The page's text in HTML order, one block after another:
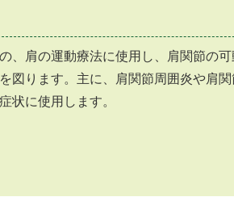
、肩の運動療法に使用し、肩関節の可
図ります。主に、肩関節周囲炎や肩関
状に使用します。